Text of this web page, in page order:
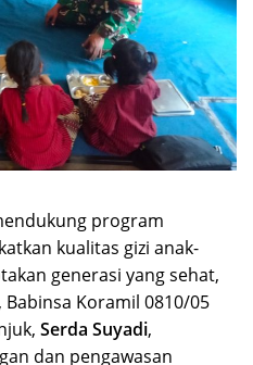
program
kualitas gizi anak-
generasi yang sehat,
Koramil 0810/05
Serda Suyadi,
dan pengawasan